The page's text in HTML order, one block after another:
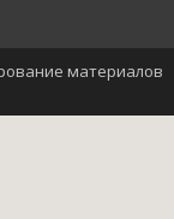
материалов